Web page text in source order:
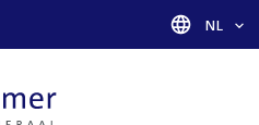
Taal
NL